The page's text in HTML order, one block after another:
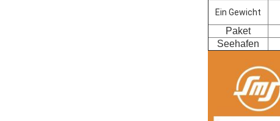
Ein Gewicht
Paket
Seehafen